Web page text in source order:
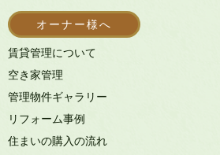
オーナー様へ
賃貸管理について
空き家管理
管理物件ギャラリー
リフォーム事例
住まいの購入の流れ